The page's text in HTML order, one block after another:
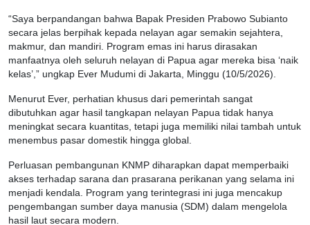
“Saya berpandangan bahwa Bapak Presiden Prabowo Subianto
secara jelas berpihak kepada nelayan agar semakin sejahtera,
makmur, dan mandiri. Program emas ini harus dirasakan
manfaatnya oleh seluruh nelayan di Papua agar mereka bisa ‘naik
kelas’,” ungkap Ever Mudumi di Jakarta, Minggu (10/5/2026).
Menurut Ever, perhatian khusus dari pemerintah sangat
dibutuhkan agar hasil tangkapan nelayan Papua tidak hanya
meningkat secara kuantitas, tetapi juga memiliki nilai tambah untuk
menembus pasar domestik hingga global.
Perluasan pembangunan KNMP diharapkan dapat memperbaiki
akses terhadap sarana dan prasarana perikanan yang selama ini
menjadi kendala. Program yang terintegrasi ini juga mencakup
pengembangan sumber daya manusia (SDM) dalam mengelola
hasil laut secara modern.